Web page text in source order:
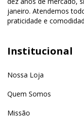
janeiro. Atendemos
praticidade e
Institucional
Nossa Loja
Quem Somos
Missão